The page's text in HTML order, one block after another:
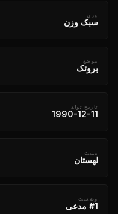
وزن
سبک وزن
موضع
بروئک
تاریخ تولد
1990-12-11
ملیت
لهستان
وضعیت
#1 مدعی